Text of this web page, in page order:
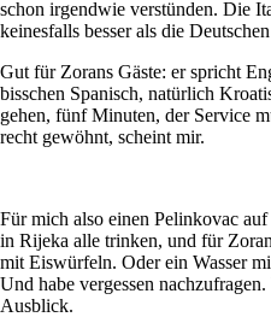
schon irgendwie verstünden. Die
keinesfalls besser als die
Gut für Zorans Gäste: er spricht
bisschen Spanisch, natürlich
gehen, fünf Minuten, der Service
recht gewöhnt, scheint mir.
Für mich also einen Pelinkovac
in Rijeka alle trinken, und für
mit Eiswürfeln. Oder ein Wasser
Und habe vergessen
Ausblick.